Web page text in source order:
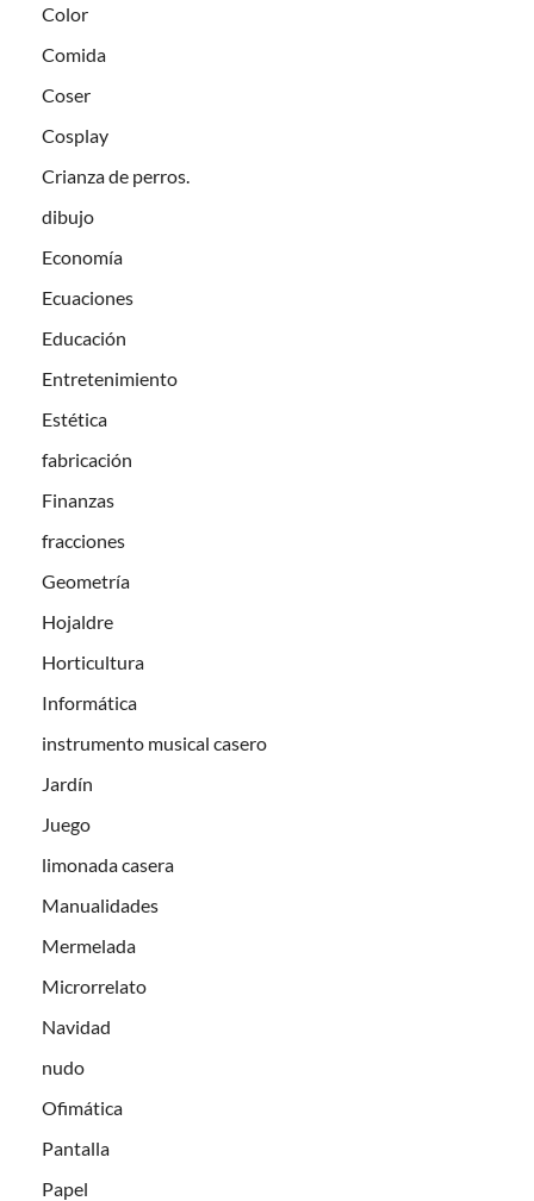
Color
Comida
Coser
Cosplay
Crianza de perros.
dibujo
Economía
Ecuaciones
Educación
Entretenimiento
Estética
fabricación
Finanzas
fracciones
Geometría
Hojaldre
Horticultura
Informática
instrumento musical casero
Jardín
Juego
limonada casera
Manualidades
Mermelada
Microrrelato
Navidad
nudo
Ofimática
Pantalla
Papel